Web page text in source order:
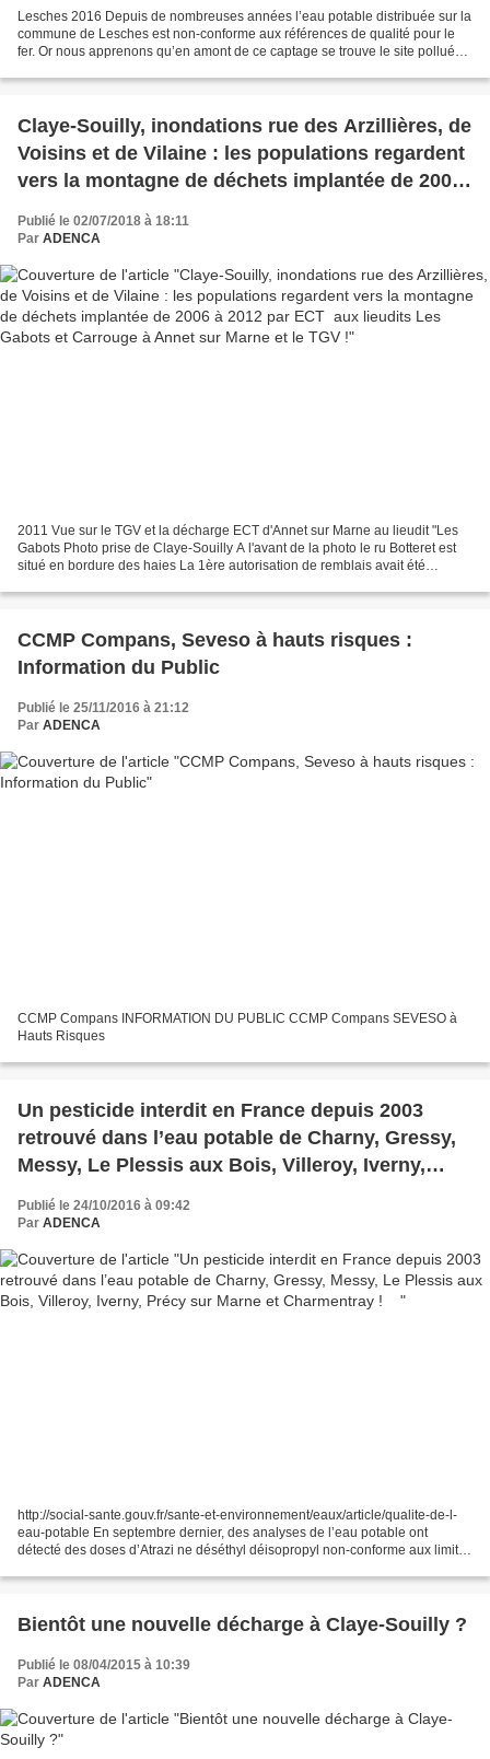
Lesches 2016 Depuis de nombreuses années l’eau potable distribuée sur la
commune de Lesches est non-conforme aux références de qualité pour le
fer. Or nous apprenons qu’en amont de ce captage se trouve le site pollué
Claye-Souilly, inondations rue des Arzillières, de
Voisins et de Vilaine : les populations regardent
vers la montagne de déchets implantée de 2006
Carrouge à Annet sur Marne et le TGV !
Publié le 02/07/2018 à 18:11
Par ADENCA
2011 Vue sur le TGV et la décharge ECT d'Annet sur Marne au lieudit "Les
Gabots Photo prise de Claye-Souilly A l'avant de la photo le ru Botteret est
situé en bordure des haies La 1ère autorisation de remblais avait été
CCMP Compans, Seveso à hauts risques :
Information du Public
Publié le 25/11/2016 à 21:12
Par ADENCA
CCMP Compans INFORMATION DU PUBLIC CCMP Compans SEVESO à
Hauts Risques
Un pesticide interdit en France depuis 2003
retrouvé dans l’eau potable de Charny, Gressy,
Messy, Le Plessis aux Bois, Villeroy, Iverny,
Publié le 24/10/2016 à 09:42
Par ADENCA
http://social-sante.gouv.fr/sante-et-environnement/eaux/article/qualite-de-l-
eau-potable En septembre dernier, des analyses de l’eau potable ont
détecté des doses d’Atrazi ne déséthyl déisopropyl non-conforme aux limites
Bientôt une nouvelle décharge à Claye-Souilly ?
Publié le 08/04/2015 à 10:39
Par ADENCA